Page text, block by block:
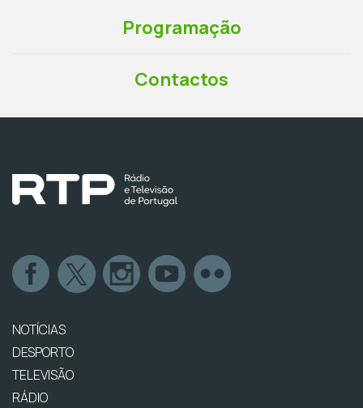
Programação
Contactos
NOTÍCIAS
DESPORTO
TELEVISÃO
RÁDIO